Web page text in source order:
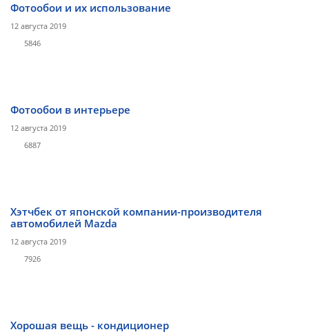
Фотообои и их использование
12 августа 2019
5846
Фотообои в интерьере
12 августа 2019
6887
Хэтчбек от японской компании-производителя
автомобилей Mazda
12 августа 2019
7926
Хорошая вещь - кондиционер